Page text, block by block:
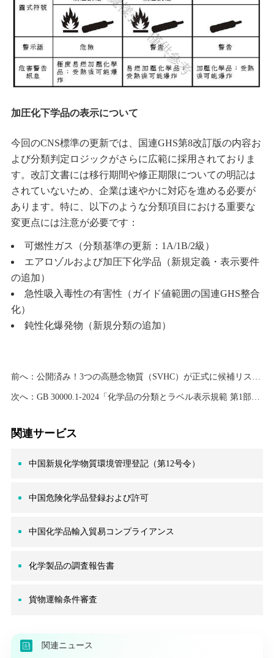
加圧化下学品の表示について
今回のCNS標準の更新では、国連GHS第8改訂版の内容お
よび分類判定ロジックがさらに広範に採用されておりま
す。改訂文書には移行期間や修正期限についての明記は
されていないため、企業は速やかに対応を進める必要が
あります。特に、以下のような分類項目における重要な
変更点には注意が必要です：
可燃性ガス（分類基準の更新：1A/1B/2級）
エアロゾルおよび加圧下化学品（新規定義・表示要件
の追加）
急性吸入毒性の有害性（ガイド値範囲の国連GHS整合
化）
鈍性化爆発物（新規分類の追加）
前へ： 公開済み！3つの高懸念物質（SVHC）が正式に候補リストに追加、 リスト総数は250件に
次へ： GB 30000.1-2024「化学品の分類とラベル表示規範 第1部：総則」が2025年8月1日より施行へ
関連サービス
中国新規化学物質環境管理登記（第12号令）
中国危険化学品登録および許可
中国化学品輸入貿易コンプライアンス
化学製品の調査報告書
貨物運輸条件審査
関連ニュース